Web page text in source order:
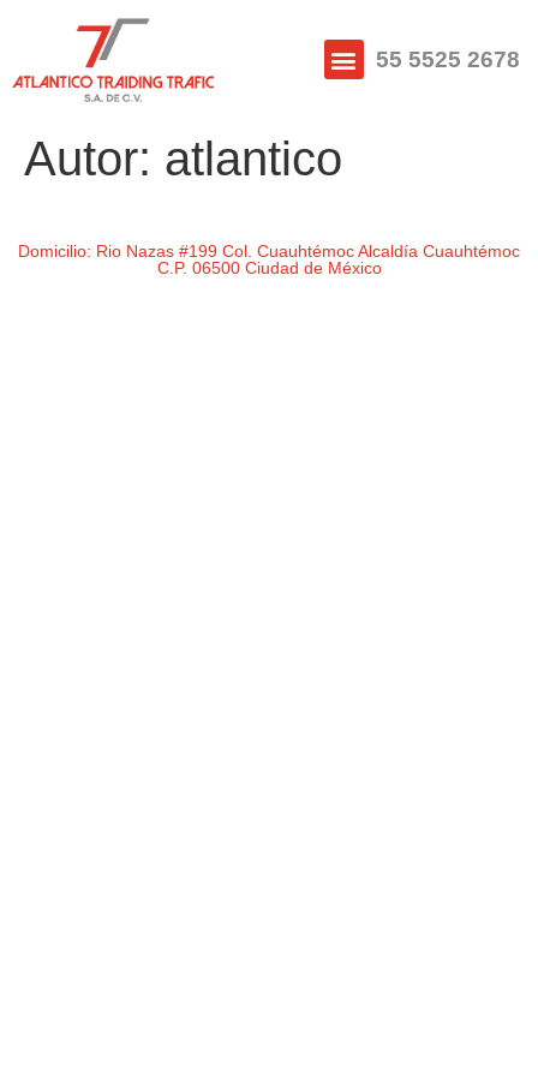
55 5525 2678
Autor: atlantico
Domicilio: Rio Nazas #199 Col. Cuauhtémoc Alcaldía Cuauhtémoc
C.P. 06500 Ciudad de México